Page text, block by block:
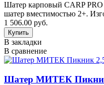
Шатер карповый CARP
шатер вместимостью 2+.
1 506.00 руб.
В закладки
В сравнение
Шатер МИТЕК